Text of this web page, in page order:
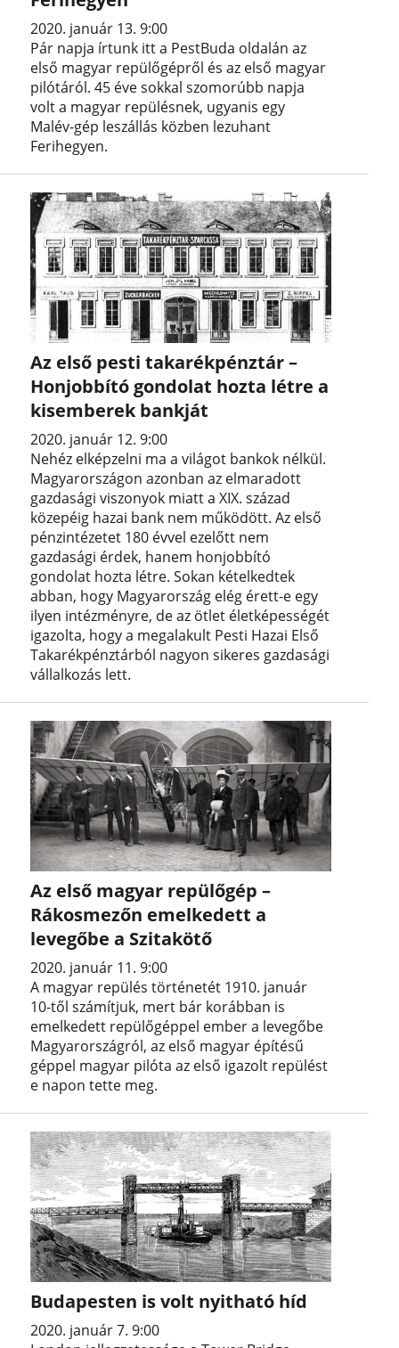
2020. január 13. 9:00
Pár napja írtunk itt a PestBuda oldalán az
első magyar repülőgépről és az első magyar
pilótáról. 45 éve sokkal szomorúbb napja
volt a magyar repülésnek, ugyanis egy
Malév-gép leszállás közben lezuhant
Ferihegyen.
Az első pesti takarékpénztár –
Honjobbító gondolat hozta létre a
kisemberek bankját
2020. január 12. 9:00
Nehéz elképzelni ma a világot bankok nélkül.
Magyarországon azonban az elmaradott
gazdasági viszonyok miatt a XIX. század
közepéig hazai bank nem működött. Az első
pénzintézetet 180 évvel ezelőtt nem
gazdasági érdek, hanem honjobbító
gondolat hozta létre. Sokan kételkedtek
abban, hogy Magyarország elég érett-e egy
ilyen intézményre, de az ötlet életképességét
igazolta, hogy a megalakult Pesti Hazai Első
Takarékpénztárból nagyon sikeres gazdasági
vállalkozás lett.
Az első magyar repülőgép –
Rákosmezőn emelkedett a
levegőbe a Szitakötő
2020. január 11. 9:00
A magyar repülés történetét 1910. január
10-től számítjuk, mert bár korábban is
emelkedett repülőgéppel ember a levegőbe
Magyarországról, az első magyar építésű
géppel magyar pilóta az első igazolt repülést
e napon tette meg.
Budapesten is volt nyitható híd
2020. január 7. 9:00